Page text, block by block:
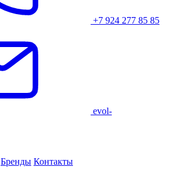
+7 924 277 85 85
evol-
Бренды Контакты